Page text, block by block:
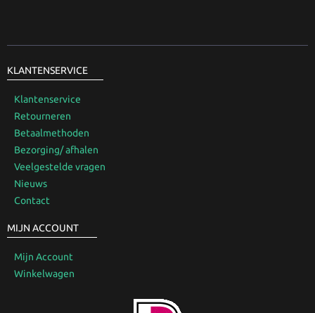
KLANTENSERVICE
Klantenservice
Retourneren
Betaalmethoden
Bezorging/ afhalen
Veelgestelde vragen
Nieuws
Contact
MIJN ACCOUNT
Mijn Account
Winkelwagen